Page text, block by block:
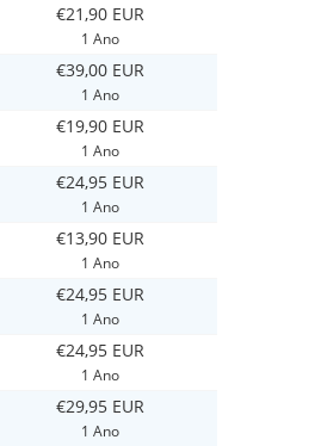
€21,90 EUR
1 Ano
€39,00 EUR
1 Ano
€19,90 EUR
1 Ano
€24,95 EUR
1 Ano
€13,90 EUR
1 Ano
€24,95 EUR
1 Ano
€24,95 EUR
1 Ano
€29,95 EUR
1 Ano